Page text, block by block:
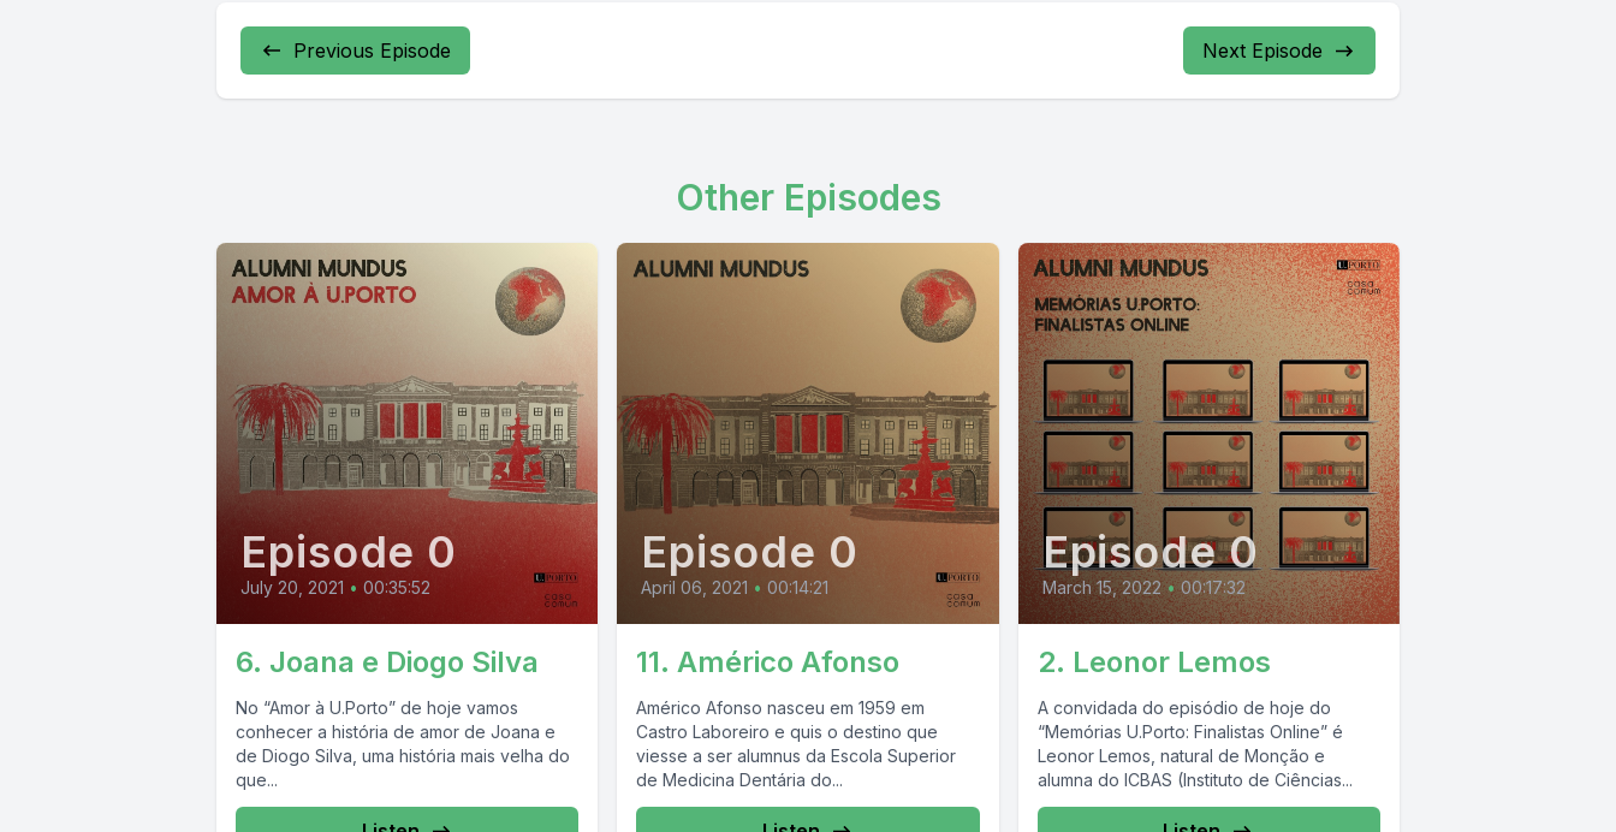
Previous Episode Next Episode
Other Episodes
Episode 0
July 20, 2021 • 00:35:52
6. Joana e Diogo Silva
No “Amor à U.Porto” de hoje vamos
conhecer a história de amor de Joana e
de Diogo Silva, uma história mais velha do
que...
Episode 0
April 06, 2021 • 00:14:21
11. Américo Afonso
Américo Afonso nasceu em 1959 em
Castro Laboreiro e quis o destino que
viesse a ser alumnus da Escola Superior
de Medicina Dentária do...
Episode 0
March 15, 2022 • 00:17:32
2. Leonor Lemos
A convidada do episódio de hoje do
“Memórias U.Porto: Finalistas Online” é
Leonor Lemos, natural de Monção e
alumna do ICBAS (Instituto de Ciências...